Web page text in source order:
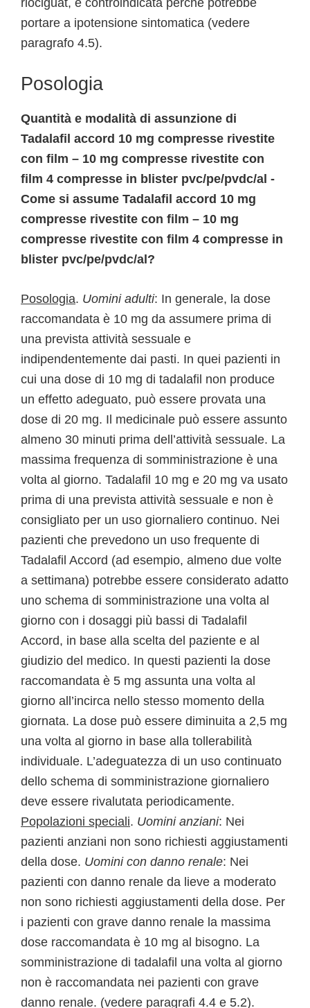
riociguat, è controindicata perché potrebbe
portare a ipotensione sintomatica (vedere
paragrafo 4.5).
Posologia
Quantità e modalità di assunzione di
Tadalafil accord 10 mg compresse rivestite
con film – 10 mg compresse rivestite con
film 4 compresse in blister pvc/pe/pvdc/al -
Come si assume Tadalafil accord 10 mg
compresse rivestite con film – 10 mg
compresse rivestite con film 4 compresse in
blister pvc/pe/pvdc/al?
Posologia. Uomini adulti: In generale, la dose
raccomandata è 10 mg da assumere prima di
una prevista attività sessuale e
indipendentemente dai pasti. In quei pazienti in
cui una dose di 10 mg di tadalafil non produce
un effetto adeguato, può essere provata una
dose di 20 mg. Il medicinale può essere assunto
almeno 30 minuti prima dell’attività sessuale. La
massima frequenza di somministrazione è una
volta al giorno. Tadalafil 10 mg e 20 mg va usato
prima di una prevista attività sessuale e non è
consigliato per un uso giornaliero continuo. Nei
pazienti che prevedono un uso frequente di
Tadalafil Accord (ad esempio, almeno due volte
a settimana) potrebbe essere considerato adatto
uno schema di somministrazione una volta al
giorno con i dosaggi più bassi di Tadalafil
Accord, in base alla scelta del paziente e al
giudizio del medico. In questi pazienti la dose
raccomandata è 5 mg assunta una volta al
giorno all’incirca nello stesso momento della
giornata. La dose può essere diminuita a 2,5 mg
una volta al giorno in base alla tollerabilità
individuale. L’adeguatezza di un uso continuato
dello schema di somministrazione giornaliero
deve essere rivalutata periodicamente.
Popolazioni speciali. Uomini anziani: Nei
pazienti anziani non sono richiesti aggiustamenti
della dose. Uomini con danno renale: Nei
pazienti con danno renale da lieve a moderato
non sono richiesti aggiustamenti della dose. Per
i pazienti con grave danno renale la massima
dose raccomandata è 10 mg al bisogno. La
somministrazione di tadalafil una volta al giorno
non è raccomandata nei pazienti con grave
danno renale. (vedere paragrafi 4.4 e 5.2).